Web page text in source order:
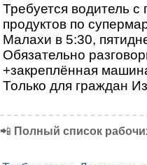
Требуется водитель с
продуктов по
Малахи в 5:30,
Обязательно
+закреплённая
Только для граждан
📲 Полный список